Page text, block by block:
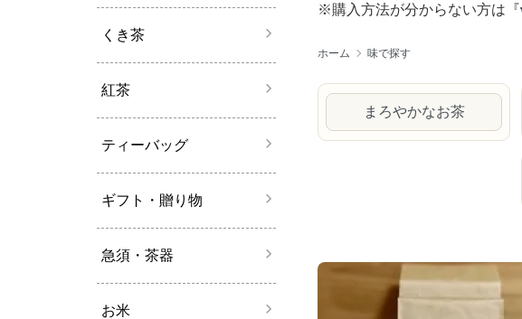
※購入方法が分からない方は『
ホーム 味で探す
まろやかなお茶
くき茶
紅茶
ティーバッグ
ギフト・贈り物
急須・茶器
お米